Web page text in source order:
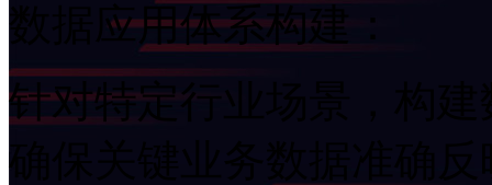
数据应用体系构建：
针对特定行业场景，构
确保关键业务数据准确反